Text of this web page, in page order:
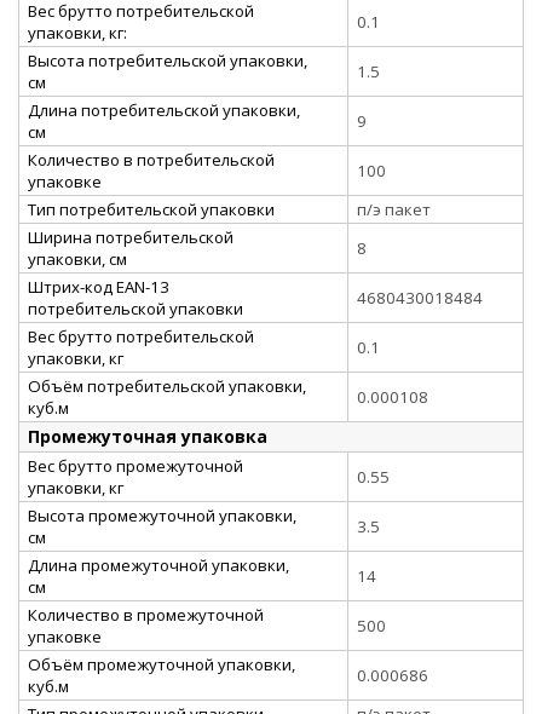
Вес брутто потребительской
упаковки, кг:
0.1
Высота потребительской упаковки,
см
1.5
Длина потребительской упаковки,
см
9
Количество в потребительской
упаковке
100
Тип потребительской упаковки
п/э пакет
Ширина потребительской
упаковки, см
8
Штрих-код EAN-13
потребительской упаковки
4680430018484
Вес брутто потребительской
упаковки, кг
0.1
Объём потребительской упаковки,
куб.м
0.000108
Промежуточная упаковка
Вес брутто промежуточной
упаковки, кг
0.55
Высота промежуточной упаковки,
см
3.5
Длина промежуточной упаковки,
см
14
Количество в промежуточной
упаковке
500
Объём промежуточной упаковки,
куб.м
0.000686